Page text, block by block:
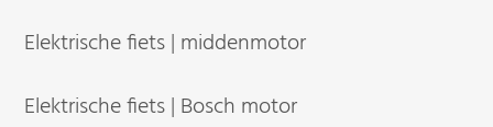
Elektrische fiets | middenmotor
Elektrische fiets | Bosch motor